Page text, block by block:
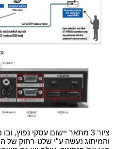
ציור 3 מתאר יישום עסקי נפוץ,
והמיתוג נעשה ע"י שלט-רחוק של